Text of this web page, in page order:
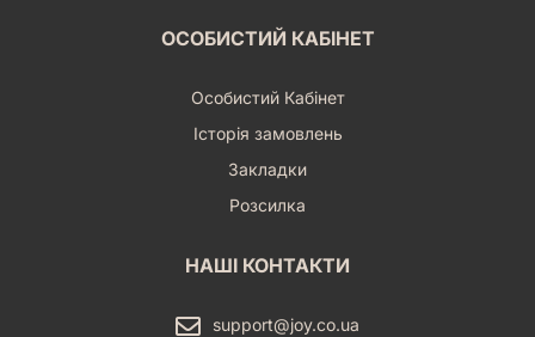
ОСОБИСТИЙ КАБІНЕТ
Особистий Кабінет
Історія замовлень
Закладки
Розсилка
НАШІ КОНТАКТИ
support@joy.co.ua